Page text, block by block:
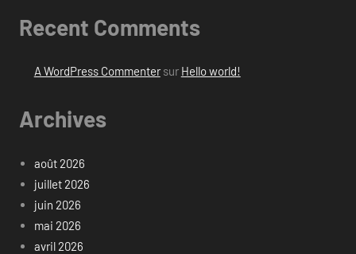
Recent Comments
A WordPress Commentersur Hello world!
Archives
août 2026
juillet 2026
juin 2026
mai 2026
avril 2026